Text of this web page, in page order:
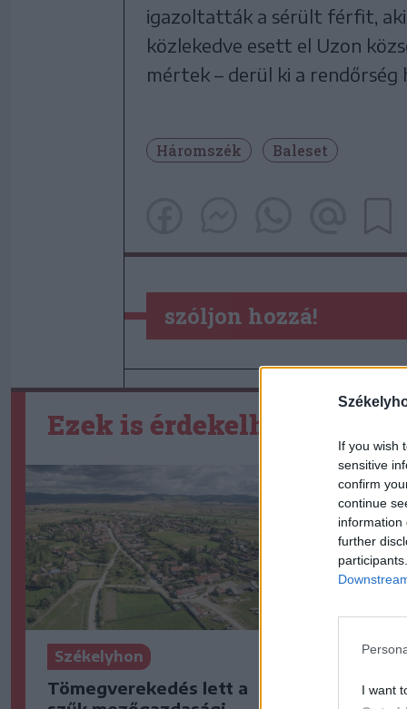
If you wish
sensitive
confirm
continue
information
further
I want
igazoltatták a sérült férfit,
közlekedve esett el Uzon
mértek – derül ki a
Háromszék Baleset
szóljon hozzá!
Ezek is érdekelhetik
Székelyhon
Tömegverekedés lett a